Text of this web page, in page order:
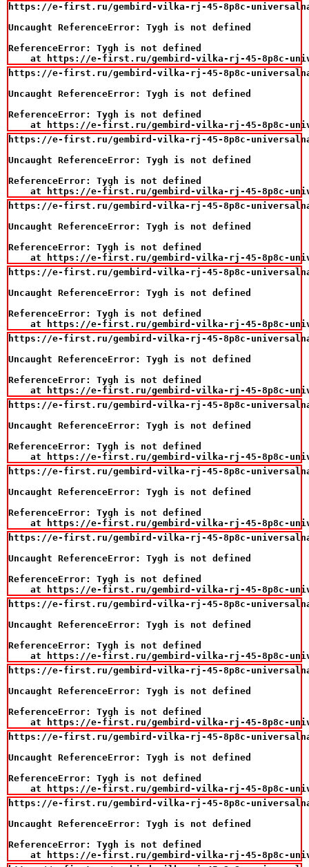
https://e-first.ru/gembird-vilka-rj-45-8p8c-
Uncaught ReferenceError: Tygh is not defined
ReferenceError: Tygh is not defined
at https://e-first.ru/gembird-vilka-rj-45-8p8c-
https://e-first.ru/gembird-vilka-rj-45-8p8c-
Uncaught ReferenceError: Tygh is not defined
ReferenceError: Tygh is not defined
at https://e-first.ru/gembird-vilka-rj-45-8p8c-
https://e-first.ru/gembird-vilka-rj-45-8p8c-
Uncaught ReferenceError: Tygh is not defined
ReferenceError: Tygh is not defined
at https://e-first.ru/gembird-vilka-rj-45-8p8c-
https://e-first.ru/gembird-vilka-rj-45-8p8c-
Uncaught ReferenceError: Tygh is not defined
ReferenceError: Tygh is not defined
at https://e-first.ru/gembird-vilka-rj-45-8p8c-
https://e-first.ru/gembird-vilka-rj-45-8p8c-
Uncaught ReferenceError: Tygh is not defined
ReferenceError: Tygh is not defined
at https://e-first.ru/gembird-vilka-rj-45-8p8c-
https://e-first.ru/gembird-vilka-rj-45-8p8c-
Uncaught ReferenceError: Tygh is not defined
ReferenceError: Tygh is not defined
at https://e-first.ru/gembird-vilka-rj-45-8p8c-
https://e-first.ru/gembird-vilka-rj-45-8p8c-
Uncaught ReferenceError: Tygh is not defined
ReferenceError: Tygh is not defined
at https://e-first.ru/gembird-vilka-rj-45-8p8c-
https://e-first.ru/gembird-vilka-rj-45-8p8c-
Uncaught ReferenceError: Tygh is not defined
ReferenceError: Tygh is not defined
at https://e-first.ru/gembird-vilka-rj-45-8p8c-
https://e-first.ru/gembird-vilka-rj-45-8p8c-
Uncaught ReferenceError: Tygh is not defined
ReferenceError: Tygh is not defined
at https://e-first.ru/gembird-vilka-rj-45-8p8c-
https://e-first.ru/gembird-vilka-rj-45-8p8c-
Uncaught ReferenceError: Tygh is not defined
ReferenceError: Tygh is not defined
at https://e-first.ru/gembird-vilka-rj-45-8p8c-
https://e-first.ru/gembird-vilka-rj-45-8p8c-
Uncaught ReferenceError: Tygh is not defined
ReferenceError: Tygh is not defined
at https://e-first.ru/gembird-vilka-rj-45-8p8c-
https://e-first.ru/gembird-vilka-rj-45-8p8c-
Uncaught ReferenceError: Tygh is not defined
ReferenceError: Tygh is not defined
at https://e-first.ru/gembird-vilka-rj-45-8p8c-
https://e-first.ru/gembird-vilka-rj-45-8p8c-
Uncaught ReferenceError: Tygh is not defined
ReferenceError: Tygh is not defined
at https://e-first.ru/gembird-vilka-rj-45-8p8c-